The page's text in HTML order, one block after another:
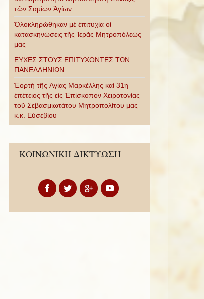
τῶν Σαμίων Ἁγίων
Ὁλοκληρώθηκαν μὲ ἐπιτυχία οἱ
κατασκηνώσεις τῆς Ἱερᾶς Μητροπόλεώς
μας
ΕΥΧΕΣ ΣΤΟΥΣ ΕΠΙΤΥΧΟΝΤΕΣ ΤΩΝ
ΠΑΝΕΛΛΗΝΙΩΝ
Ἑορτὴ τῆς Ἁγίας Μαρκέλλης καὶ 31η
ἐπέτειος τῆς εἰς Ἐπίσκοπον Χειροτονίας
τοῦ Σεβασμιωτάτου Μητροπολίτου μας
κ.κ. Εὐσεβίου
ΚΟΙΝΩΝΙΚΗ ΔΙΚΤΥΩΣΗ